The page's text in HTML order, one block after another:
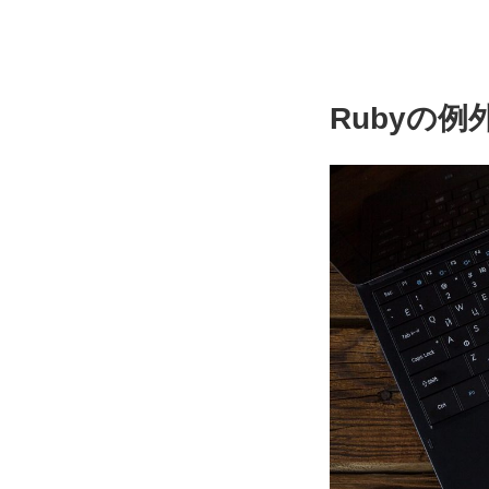
Rubyの例